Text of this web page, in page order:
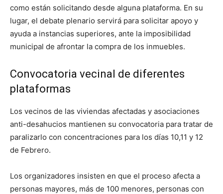
como están solicitando desde alguna plataforma. En su
lugar, el debate plenario servirá para solicitar apoyo y
ayuda a instancias superiores, ante la imposibilidad
municipal de afrontar la compra de los inmuebles.
Convocatoria vecinal de diferentes
plataformas
Los vecinos de las viviendas afectadas y asociaciones
anti-desahucios mantienen su convocatoria para tratar de
paralizarlo con concentraciones para los días 10,11 y 12
de Febrero.
Los organizadores insisten en que el proceso afecta a
personas mayores, más de 100 menores, personas con